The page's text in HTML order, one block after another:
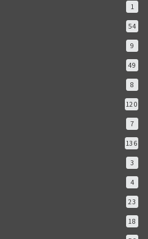
1
54
9
49
8
120
7
136
3
4
23
18